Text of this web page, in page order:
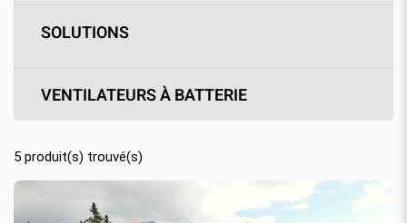
SOLUTIONS
VENTILATEURS À BATTERIE
5 produit(s) trouvé(s)